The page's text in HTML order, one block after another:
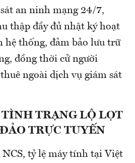
an ninh mạng 24/7,
thập đầy đủ nhật ký hoạt
hệ thống, đảm bảo lưu trữ
đồng thời cử người
ngoài dịch vụ giám sát
TRẠNG LỘ LỌT
TRỰC TUYẾN
NCS, tỷ lệ máy tính tại Việt